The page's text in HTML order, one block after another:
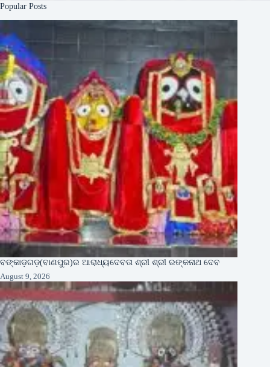
Popular Posts
ବଙ୍କାଡ଼ଗଡ଼(ବାଣପୁର)ର ଆରାଧ୍ୟଦେବତା ଶ୍ରୀ ଶ୍ରୀ ରଙ୍କନାଥ ଦେବ
August 9, 2026